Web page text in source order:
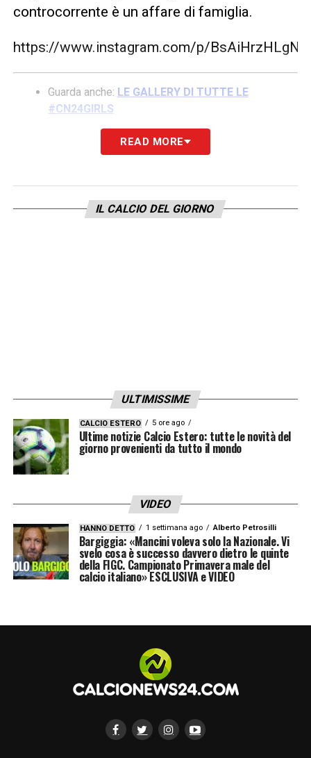
controcorrente è un affare di famiglia.
https://www.instagram.com/p/BsAiHrzHLgN/
Guarda anche: LE GALLERY DI TUTTE LE
#CN24GIRLS
LA PLAYLIST DELLE NOSTRE TOP NEWS
READ MORE
IL CALCIO DEL GIORNO
ULTIMISSIME
CALCIO ESTERO 5 ore ago
Ultime notizie Calcio Estero: tutte le novità del
giorno provenienti da tutto il mondo
VIDEO
HANNO DETTO 1 settimana ago Alberto Petrosilli
Bargiggia: «Mancini voleva solo la Nazionale. Vi
svelo cosa è successo davvero dietro le quinte
della FIGC. Campionato Primavera male del
calcio italiano» ESCLUSIVA e VIDEO